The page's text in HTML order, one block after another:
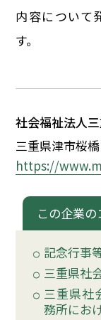
150周年
内容について
す。
社会福祉法人
三重県津市桜橋
https://
この企業
記念行事
三重県社
三重県社
務所にお